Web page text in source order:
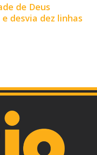
de Deus
desvia dez linhas